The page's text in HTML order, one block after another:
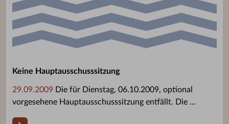
Keine Hauptausschusssitzung
29.09.2009 Die für Dienstag, 06.10.2009, optional
vorgesehene Hauptausschusssitzung entfällt. Die ...